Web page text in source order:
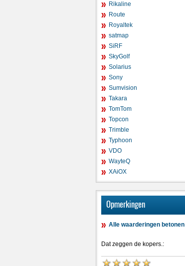
Rikaline
Route
Royaltek
satmap
SiRF
SkyGolf
Solarius
Sony
Sumvision
Takara
TomTom
Topcon
Trimble
Typhoon
VDO
WayteQ
XAiOX
Opmerkingen
Alle waarderingen betonen
Dat zeggen de kopers.: